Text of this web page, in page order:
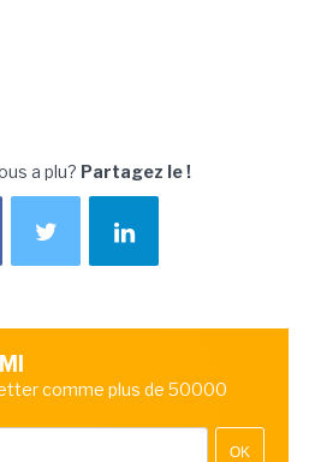
a plu? Partagez le !
comme plus de 50000
OK